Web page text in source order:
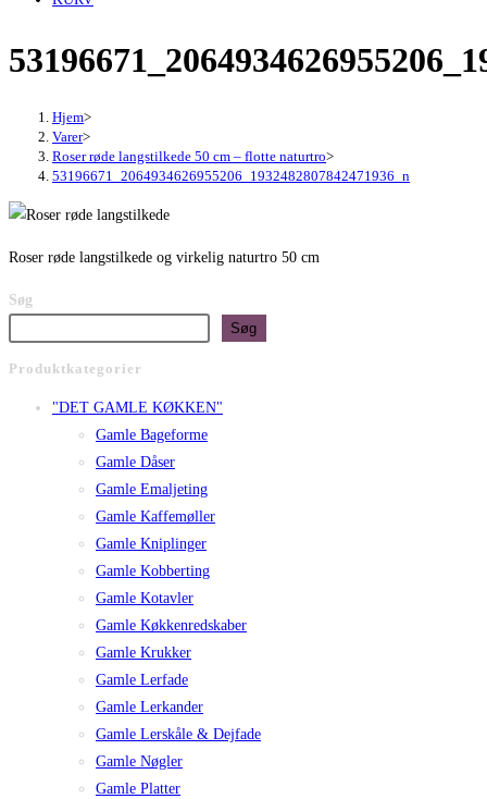
Hjem>
Varer>
Roser røde langstilkede 50 cm – flotte naturtro>
53196671_2064934626955206_1932482807842471936_n
Roser røde langstilkede og virkelig naturtro 50 cm
Søg
Søg
Produktkategorier
"DET GAMLE KØKKEN"
Gamle Bageforme
Gamle Dåser
Gamle Emaljeting
Gamle Kaffemøller
Gamle Kniplinger
Gamle Kobberting
Gamle Kotavler
Gamle Køkkenredskaber
Gamle Krukker
Gamle Lerfade
Gamle Lerkander
Gamle Lerskåle & Dejfade
Gamle Nøgler
Gamle Platter